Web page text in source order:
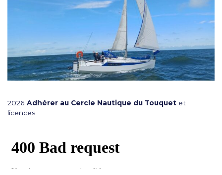
2026 Adhérer au Cercle Nautique du Touquet et
licences